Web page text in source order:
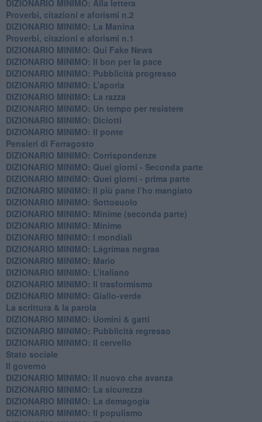
​DIZIONARIO MINIMO: Alla lettera
Proverbi, citazioni e aforismi n.2
DIZIONARIO MINIMO: La Manina
​Proverbi, citazioni e aforismi n.1
DIZIONARIO MINIMO: Qui Fake News
DIZIONARIO MINIMO: ​Il bon per la pace
DIZIONARIO MINIMO: Pubblicità progresso
DIZIONARIO MINIMO: L’aporìa
DIZIONARIO MINIMO: La razza
DIZIONARIO MINIMO: Un tempo per resistere
DIZIONARIO MINIMO: Diciotti
DIZIONARIO MINIMO: Il ponte
Pensieri di Ferragosto
DIZIONARIO MINIMO: Corrispondenze
DIZIONARIO MINIMO: Quei giorni - Seconda parte
DIZIONARIO MINIMO: Quei giorni - prima parte
DIZIONARIO MINIMO: Il più pane l’ho mangiato
DIZIONARIO MINIMO: Sottosuolo
DIZIONARIO MINIMO: Minime (seconda parte)
DIZIONARIO MINIMO: Minime
DIZIONARIO MINIMO: ​I mondiali
DIZIONARIO MINIMO: ​Lágrimas negras
DIZIONARIO MINIMO: Mario
DIZIONARIO MINIMO: L’italiano
DIZIONARIO MINIMO: Il trasformismo
DIZIONARIO MINIMO: Giallo-verde
La scrittura & la parola
​DIZIONARIO MINIMO: Uomini & gatti
DIZIONARIO MINIMO: ​Pubblicità regresso
DIZIONARIO MINIMO: Il cervello
Stato sociale
Il governo
DIZIONARIO MINIMO: Il nuovo che avanza
DIZIONARIO MINIMO: La sicurezza
DIZIONARIO MINIMO: La demagogia
DIZIONARIO MINIMO: Il populismo